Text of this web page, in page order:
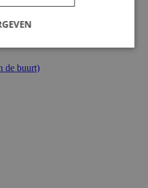
van enquêtes vanuit
de buurt)